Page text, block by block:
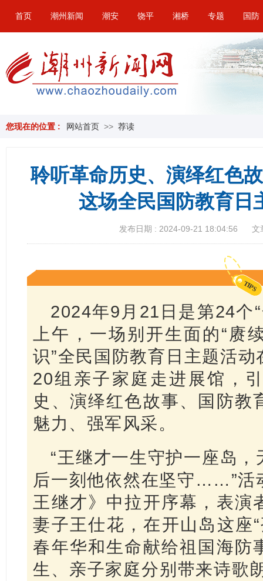
首页 潮州新闻 潮安 饶平 湘桥 专题 国防
您现在的位置 : 网站首页 >> 荐读
聆听革命历史、演绎红色
这场全民国防教育日
发布日期 : 2024-09-21 18:04:56 文
TIPS
2024年9月21日是第24个
上午，一场别开生面的“赓
识”全民国防教育日主题活
20组亲子家庭走进展馆，
史、演绎红色故事、国防教
魅力、强军风采。
“王继才一生守护一座岛
后一刻他依然在坚守……”活
王继才》中拉开序幕，表演
妻子王仕花，在开山岛这座
春年华和生命献给祖国海防
生、亲子家庭分别带来诗歌